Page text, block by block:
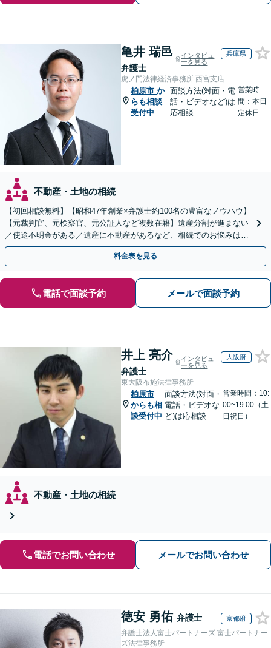
亀井 瑞邑
弁護士
インタビュ
ーを見る
兵庫県
虎ノ門法律経済事務所 西宮支店
柏原市 か
らも相談
受付中
面談方法(対面・電
話・ビデオなど)は
応相談
営業時
間：本日
定休日
不動産・土地の相続
【初回相談無料】【昭和47年創業×弁護士約100名の豊富なノウハウ】
【元裁判官、元検察官、元公証人など複数在籍】遺産分割が進まない
／使途不明金がある／遺産に不動産があるなど、相続でのお悩みはご
相談ください【他士業連携で登記・税も対応】
料金表を見る
電話で面談予約 メールで面談予約
井上 亮介
弁護士
インタビュ
ーを見る
大阪府
東大阪布施法律事務所
柏原市
からも相
談受付中
面談方法(対面・
電話・ビデオな
ど)は応相談
営業時間：10:
00~19:00（土
日祝日）
不動産・土地の相続
電話でお問い合わせ メールでお問い合わせ
徳安 勇佑 弁護士 京都府
弁護士法人富士パートナーズ 富士パートナー
ズ法律事務所